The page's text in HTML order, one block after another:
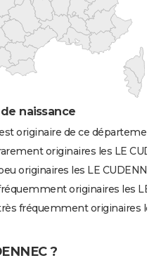
de naissance
originaire de ce
originaires les LE
originaires les LE
originaires les LE
fréquemment originaires
?